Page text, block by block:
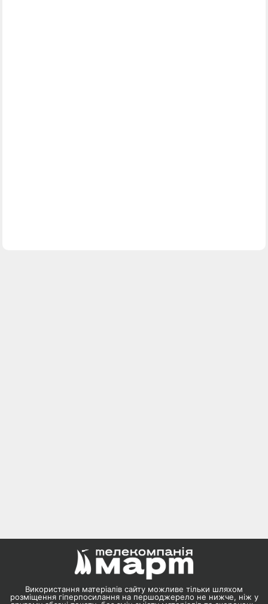
Використання матеріалів сайту можливе тільки шляхом
розміщення гіперпосилання на першоджерело не нижче, ніж у